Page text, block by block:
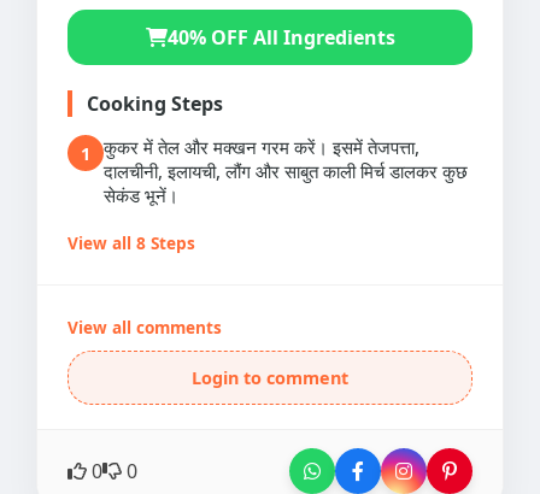
40% OFF All Ingredients
Cooking Steps
1
कुकर में तेल और मक्खन गरम करें। इसमें तेजपत्ता,
दालचीनी, इलायची, लौंग और साबुत काली मिर्च डालकर कुछ
सेकंड भूनें।
View all 8 Steps
View all comments
Login to comment
0 0